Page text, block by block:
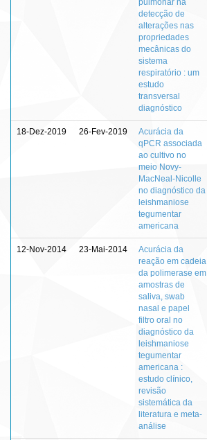
detecção de
alterações nas
propriedades
mecânicas do
sistema
respiratório : um
estudo
transversal
diagnóstico
18-Dez-2019 26-Fev-2019
Acurácia da
qPCR associada
ao cultivo no
meio Novy-
MacNeal-Nicolle
no diagnóstico da
leishmaniose
tegumentar
americana
12-Nov-2014 23-Mai-2014
Acurácia da
reação em cadeia
da polimerase em
amostras de
saliva, swab
nasal e papel
filtro oral no
diagnóstico da
leishmaniose
tegumentar
americana :
estudo clínico,
revisão
sistemática da
literatura e meta-
análise